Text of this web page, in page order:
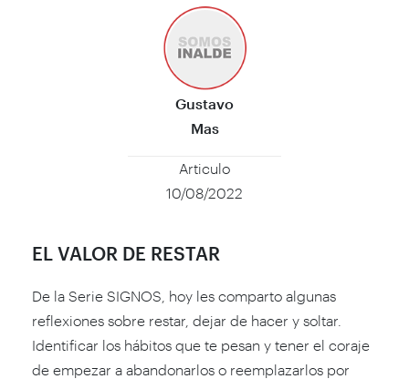
Gustavo
Mas
Articulo
10/08/2022
EL VALOR DE RESTAR
De la Serie SIGNOS, hoy les comparto algunas
reflexiones sobre restar, dejar de hacer y soltar.
Identificar los hábitos que te pesan y tener el coraje
de empezar a abandonarlos o reemplazarlos por